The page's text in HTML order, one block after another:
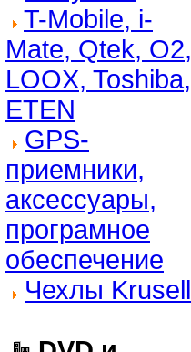
T-Mobile, i-
Mate, Qtek, O2,
LOOX, Toshiba,
ETEN
GPS-
приемники,
аксессуары,
програмное
обеспечение
Чехлы Krusell